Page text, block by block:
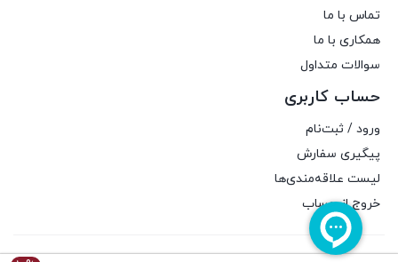
تماس با ما
همکاری با ما
سوالات متداول
حساب کاربری
ورود / ثبت‌نام
پیگیری سفارش
لیست علاقه‌مندی‌ها
خروج از حساب